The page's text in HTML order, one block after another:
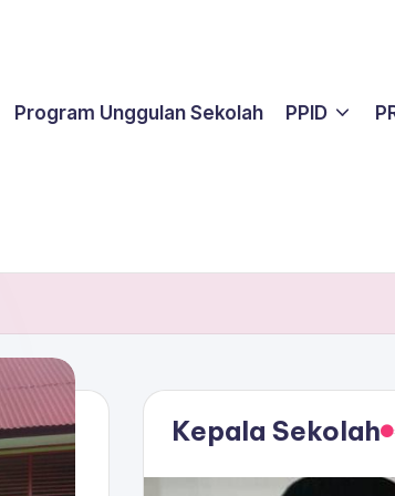
Program Unggulan Sekolah PPID
Kepala Sekolah